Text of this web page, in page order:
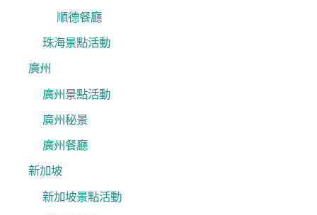
順德餐廳
珠海景點活動
廣州
廣州景點活動
廣州秘景
廣州餐廳
新加坡
新加坡景點活動